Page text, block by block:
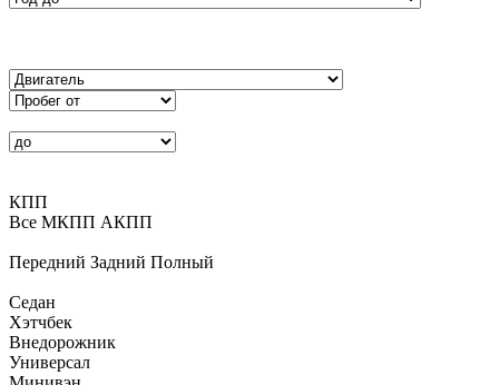
КПП
Все MКПП АКПП
Передний Задний Полный
Седан
Хэтчбек
Внедорожник
Универсал